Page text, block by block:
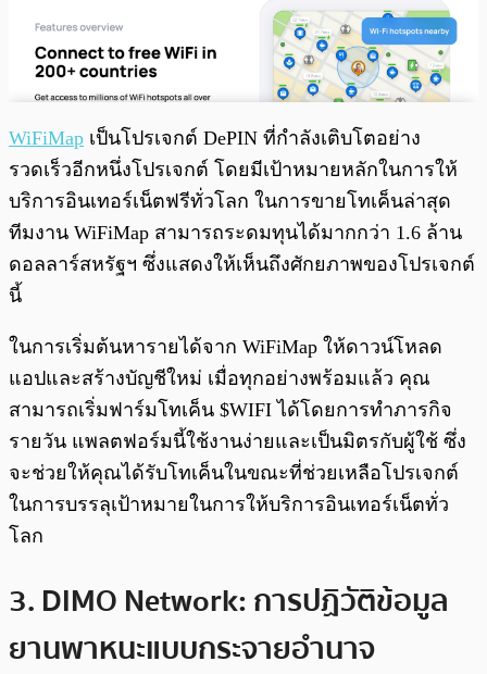
WiFiMap เป็นโปรเจกต์ DePIN ที่กำลังเติบโตอย่าง
รวดเร็วอีกหนึ่งโปรเจกต์ โดยมีเป้าหมายหลักในการให้
บริการอินเทอร์เน็ตฟรีทั่วโลก ในการขายโทเค็นล่าสุด
ทีมงาน WiFiMap สามารถระดมทุนได้มากกว่า 1.6 ล้าน
ดอลลาร์สหรัฐฯ ซึ่งแสดงให้เห็นถึงศักยภาพของโปรเจกต์
นี้
ในการเริ่มต้นหารายได้จาก WiFiMap ให้ดาวน์โหลด
แอปและสร้างบัญชีใหม่ เมื่อทุกอย่างพร้อมแล้ว คุณ
สามารถเริ่มฟาร์มโทเค็น $WIFI ได้โดยการทำภารกิจ
รายวัน แพลตฟอร์มนี้ใช้งานง่ายและเป็นมิตรกับผู้ใช้ ซึ่ง
จะช่วยให้คุณได้รับโทเค็นในขณะที่ช่วยเหลือโปรเจกต์
ในการบรรลุเป้าหมายในการให้บริการอินเทอร์เน็ตทั่ว
โลก
3. DIMO Network: การปฏิวัติข้อมูล
ยานพาหนะแบบกระจายอำนาจ